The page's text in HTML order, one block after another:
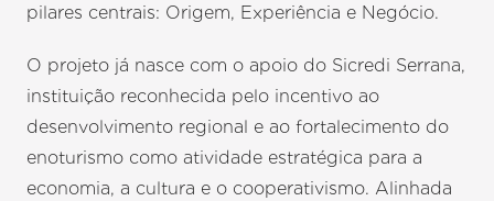
pilares centrais: Origem, Experiência e Negócio.
O projeto já nasce com o apoio do Sicredi Serrana,
instituição reconhecida pelo incentivo ao
desenvolvimento regional e ao fortalecimento do
enoturismo como atividade estratégica para a
economia, a cultura e o cooperativismo. Alinhada